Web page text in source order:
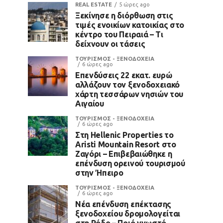
REAL ESTATE 5 ώρες ago
Ξεκίνησε η διόρθωση στις
τιμές ενοικίων κατοικίας στο
κέντρο του Πειραιά – Τι
δείχνουν οι τάσεις
ΤΟΥΡΙΣΜΟΣ - ΞΕΝΟΔΟΧΕΙΑ
6 ώρες ago
Επενδύσεις 22 εκατ. ευρώ
αλλάζουν τον ξενοδοχειακό
χάρτη τεσσάρων νησιών του
Αιγαίου
ΤΟΥΡΙΣΜΟΣ - ΞΕΝΟΔΟΧΕΙΑ
6 ώρες ago
Στη Hellenic Properties το
Aristi Mountain Resort στο
Ζαγόρι – Επιβεβαιώθηκε η
επένδυση ορεινού τουρισμού
στην Ήπειρο
ΤΟΥΡΙΣΜΟΣ - ΞΕΝΟΔΟΧΕΙΑ
6 ώρες ago
Νέα επένδυση επέκτασης
ξενοδοχείου δρομολογείται